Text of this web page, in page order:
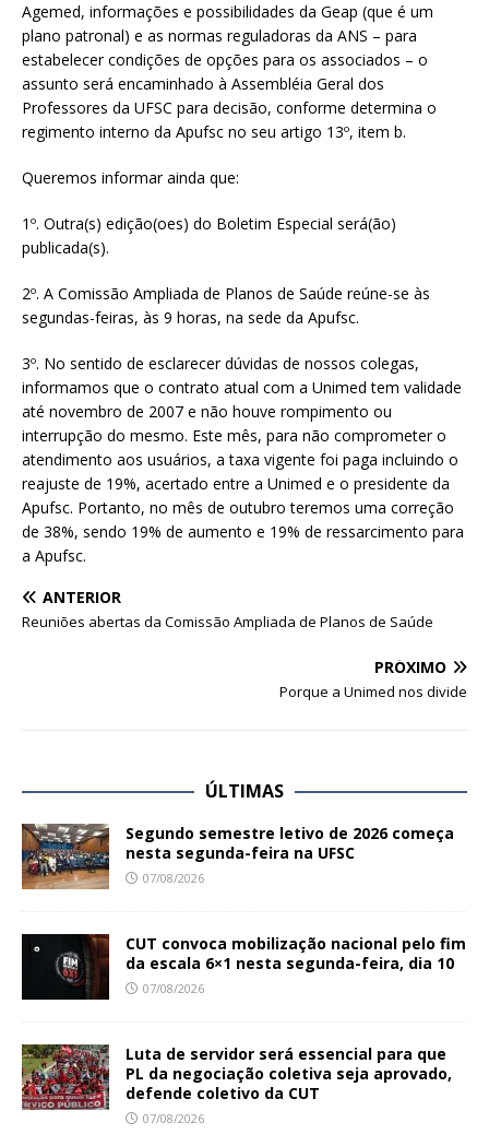
Agemed, informações e possibilidades da Geap (que é um
plano patronal) e as normas reguladoras da ANS – para
estabelecer condições de opções para os associados – o
assunto será encaminhado à Assembléia Geral dos
Professores da UFSC para decisão, conforme determina o
regimento interno da Apufsc no seu artigo 13º, item b.
Queremos informar ainda que:
1º. Outra(s) edição(oes) do Boletim Especial será(ão)
publicada(s).
2º. A Comissão Ampliada de Planos de Saúde reúne-se às
segundas-feiras, às 9 horas, na sede da Apufsc.
3º. No sentido de esclarecer dúvidas de nossos colegas,
informamos que o contrato atual com a Unimed tem validade
até novembro de 2007 e não houve rompimento ou
interrupção do mesmo. Este mês, para não comprometer o
atendimento aos usuários, a taxa vigente foi paga incluindo o
reajuste de 19%, acertado entre a Unimed e o presidente da
Apufsc. Portanto, no mês de outubro teremos uma correção
de 38%, sendo 19% de aumento e 19% de ressarcimento para
a Apufsc.
ANTERIOR
Reuniões abertas da Comissão Ampliada de Planos de Saúde
PRÓXIMO
Porque a Unimed nos divide
ÚLTIMAS
Segundo semestre letivo de 2026 começa
nesta segunda-feira na UFSC
07/08/2026
CUT convoca mobilização nacional pelo fim
da escala 6×1 nesta segunda-feira, dia 10
07/08/2026
Luta de servidor será essencial para que
PL da negociação coletiva seja aprovado,
defende coletivo da CUT
07/08/2026